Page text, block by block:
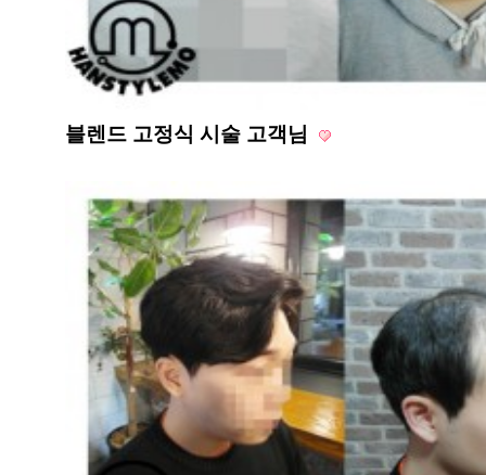
블렌드 고정식 시술 고객님